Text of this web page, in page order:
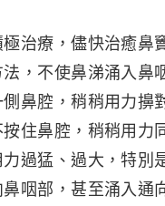
治療，儘快治癒鼻
，不使鼻涕涌入鼻
鼻腔，稍稍用力擤
住鼻腔，稍稍用力
過猛、過大，特別
咽部，甚至涌入通